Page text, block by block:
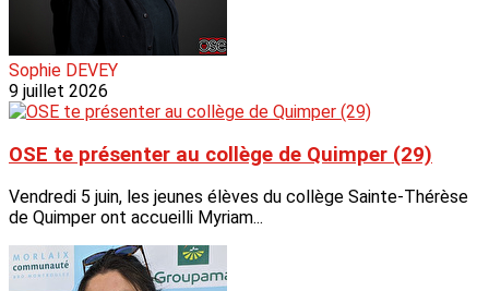
Sophie DEVEY
9 juillet 2026
OSE te présenter au collège de Quimper (29)
Vendredi 5 juin, les jeunes élèves du collège Sainte-Thérèse
de Quimper ont accueilli Myriam...